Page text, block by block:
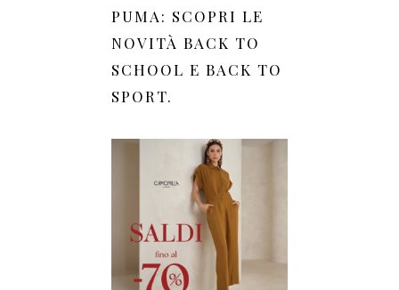
PUMA: SCOPRI LE
NOVITÀ BACK TO
SCHOOL E BACK TO
SPORT.